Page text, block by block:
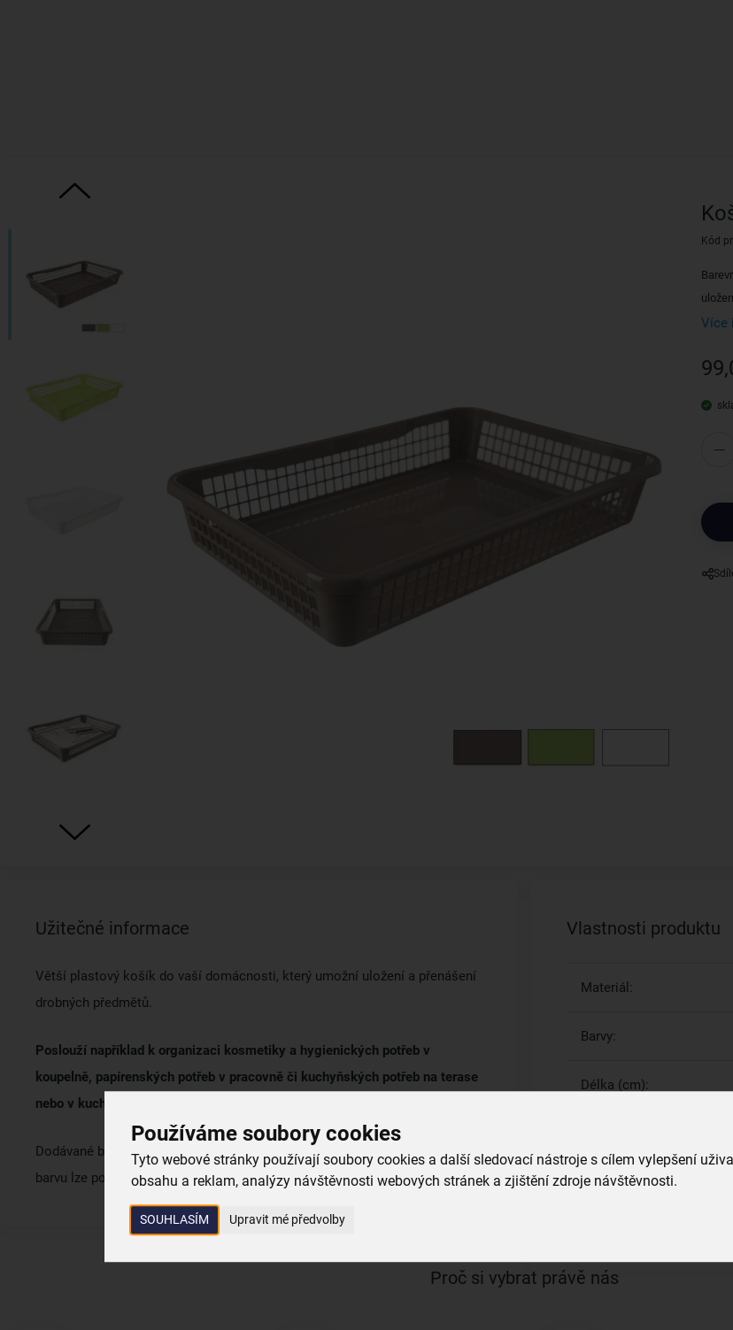
Používáme soubory cookies
Tyto webové stránky používají soubory cookies a další sledovací nástroje s cílem vylepšení
obsahu a reklam, analýzy návštěvnosti webových stránek a zjištění zdroje návštěvnosti.
SOUHLASÍM Upravit mé předvolby
Kód
Více
Užitečné informace
Větší plastový košík do vaší domácnosti, který umožní uložení a přenášení
drobných předmětů.
Poslouží například k organizaci kosmetiky a hygienických potřeb v
koupelně, papírenských potřeb v pracovně či kuchyňských potřeb na terase
nebo v kuchyni. Hodí se i k roztřídění spodního prádla v šatně.
Dodávané barvy závisí na aktuálních skladových zásobách. Požadovanou
barvu lze pohodlně vybrat ina nejbližší prodejně.
Vlastnosti produktu
Materiál:
Barvy:
Délka (cm):
Proč si vybrat právě nás